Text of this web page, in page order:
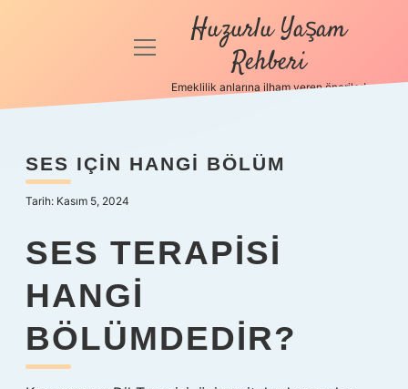
Anasayfa
Politikası
Yasal Uyarı
Hakkımızda
menüyü
Huzurlu Yaşam
Rehberi
Emeklilik anlarına ilham veren öneriler!
SES IÇIN HANGI BÖLÜM
Tarih: Kasım 5, 2024
SES TERAPISI
HANGI
BÖLÜMDEDIR?